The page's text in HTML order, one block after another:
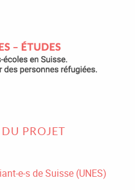
PROJET
e-s de Suisse (UNES)